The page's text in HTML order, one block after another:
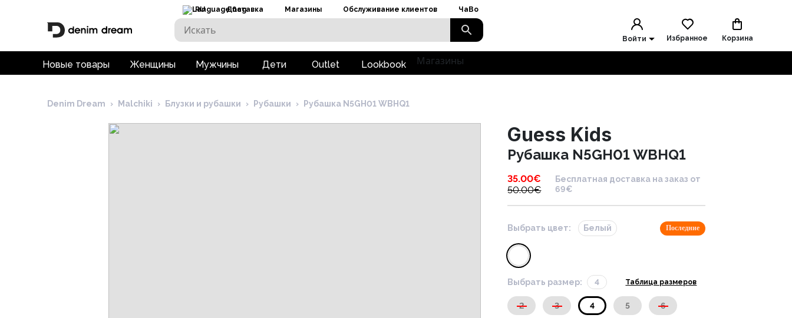
RU Доставка Магазины Обслуживание клиентов ЧаВо
Войти Избранное Корзина
Новые товары Женщины Мужчины Дети Outlet Lookbook Магазины
Denim Dream › Malchiki › Блузки и рубашки › Рубашки › Рубашка N5GH01 WBHQ1
Guess Kids
Рубашка N5GH01 WBHQ1
35.00€
50.00€
Бесплатная доставка на заказ от
69€
Выбрать цвет: Белый Последние
Выбрать размер: 4 Таблица размеров
2 3 4 5 6